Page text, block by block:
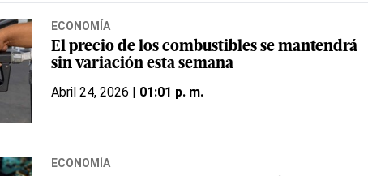
ECONOMÍA
El precio de los combustibles se mantendrá
sin variación esta semana
Abril 24, 2026 | 01:01 p. m.
ECONOMÍA